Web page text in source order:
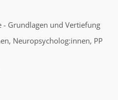
- Grundlagen und Vertiefung
Neuropsycholog:innen, PP